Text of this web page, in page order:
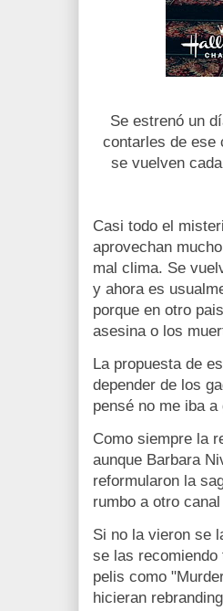
Se estrenó un
contarles de ese
se vuelven
Casi todo el
aprovechan
mal clima. Se
y ahora es
porque en otro
asesina o los
La propuesta de
depender de los
pensé no me iba
Como siempre la
aunque Barbara
reformularon la
rumbo a otro
Si no la vieron se
se las
pelis como
hicieran